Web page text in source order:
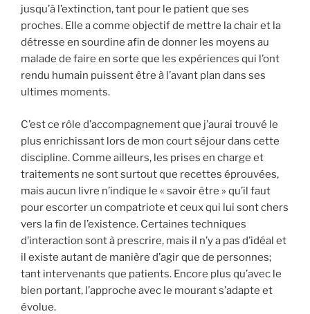
jusqu’à l’extinction, tant pour le patient que ses
proches. Elle a comme objectif de mettre la chair et la
détresse en sourdine afin de donner les moyens au
malade de faire en sorte que les expériences qui l’ont
rendu humain puissent être à l’avant plan dans ses
ultimes moments.
C’est ce rôle d’accompagnement que j’aurai trouvé le
plus enrichissant lors de mon court séjour dans cette
discipline. Comme ailleurs, les prises en charge et
traitements ne sont surtout que recettes éprouvées,
mais aucun livre n’indique le « savoir être » qu’il faut
pour escorter un compatriote et ceux qui lui sont chers
vers la fin de l’existence. Certaines techniques
d’interaction sont à prescrire, mais il n’y a pas d’idéal et
il existe autant de manière d’agir que de personnes;
tant intervenants que patients. Encore plus qu’avec le
bien portant, l’approche avec le mourant s’adapte et
évolue.